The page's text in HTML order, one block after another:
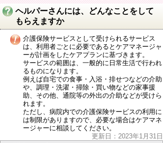
ヘルパーさんには、どんなことをして
もらえますか
介護保険サービスとして受けられるサービス
は、利用者ごとに必要であるとケアマネージャ
ーが計画をしたケアプランに基づきます。
サービスの範囲は、一般的に日常生活で行われ
るものになります。
例えば自宅での食事・入浴・排せつなどの介助
や、調理・洗濯・掃除・買い物などの家事援
助、その他、通院等の外出の介助などが受けら
れます。
ただし、病院内での介護保険サービスの利用に
は制限がありますので、必要な場合はケアマネ
ージャーに相談してください。
更新日：2023年1月31日